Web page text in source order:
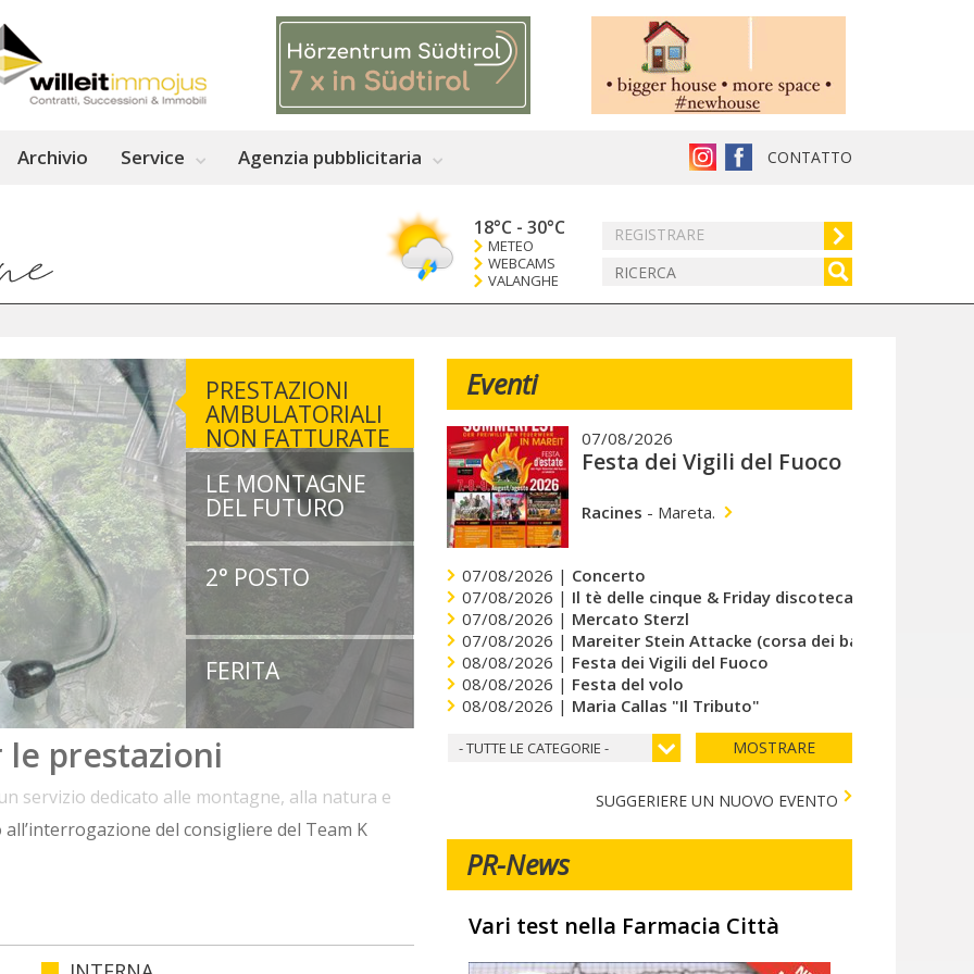
CONTATTO
Archivio Service Agenzia pubblicitaria
REGISTRARE
18°C - 30°C
METEO
WEBCAMS
VALANGHE
PRESTAZIONI
AMBULATORIALI
NON FATTURATE
LE MONTAGNE
DEL FUTURO
2° POSTO
FERITA
servizio dedicato alle montagne, alla natura e
Eventi
07/08/2026
Festa dei Vigili del Fuoco
Racines - Mareta.
07/08/2026 | Concerto
07/08/2026 | Il tè delle cinque & Friday discoteca del cuore
07/08/2026 | Mercato Sterzl
07/08/2026 | Mareiter Stein Attacke (corsa dei bambini)
08/08/2026 | Festa dei Vigili del Fuoco
08/08/2026 | Festa del volo
08/08/2026 | Maria Callas "Il Tributo"
- TUTTE LE CATEGORIE - MOSTRARE
SUGGERIERE UN NUOVO EVENTO
PR-News
Vari test nella Farmacia Città